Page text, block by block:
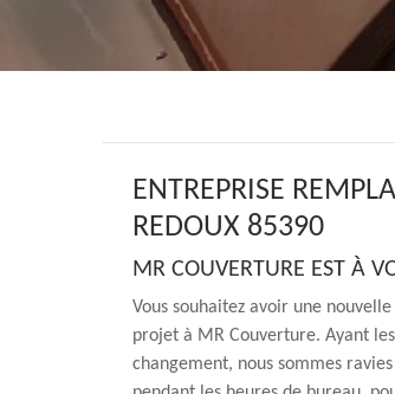
ENTREPRISE
REDOUX 85390
MR COUVERTURE EST À
Vous souhaitez avoir une
projet à MR Couverture. Ayant
changement, nous sommes